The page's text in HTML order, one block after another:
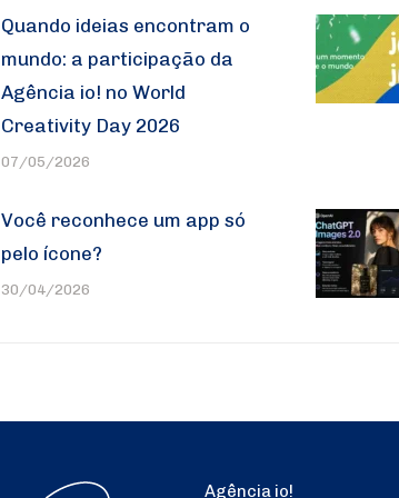
Quando ideias encontram o
mundo: a participação da
Agência io! no World
Creativity Day 2026
07/05/2026
Você reconhece um app só
pelo ícone?
30/04/2026
Agência io!